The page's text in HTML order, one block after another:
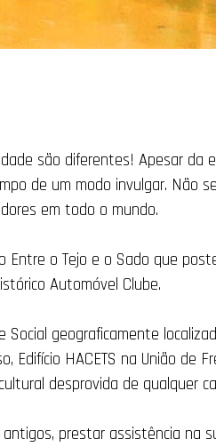
são diferentes!Apesar da
de um modo invulgar. Não
em todo o mundo.
o Tejo e o Sado que
Automóvel Clube.
geograficamente
HACETS na União de
desprovida de qualquer
prestar assistência na